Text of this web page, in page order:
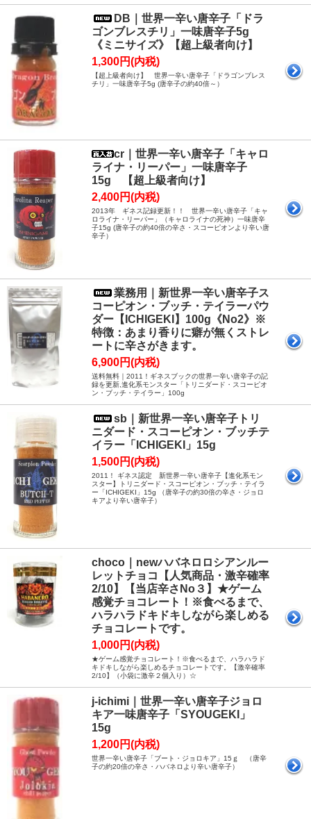
DB｜世界一辛い唐辛子「ドラ
ゴンブレスチリ」一味唐辛子5g
《ミニサイズ》【超上級者向け】
1,300円(内税)
【超上級者向け】 世界一辛い唐辛子「ドラゴンブレス
チリ」一味唐辛子5g (唐辛子の約40倍～）
cr｜世界一辛い唐辛子「キャロ
ライナ・リーパー」一味唐辛子
15g 【超上級者向け】
2,400円(内税)
2013年 ギネス記録更新！！ 世界一辛い唐辛子「キャ
ロライナ・リーパー」（キャロライナの死神）一味唐辛
子15g (唐辛子の約40倍の辛さ・スコーピオンより辛い唐
辛子）
業務用｜新世界一辛い唐辛子ス
コーピオン・ブッチ・テイラーパウ
ダー【ICHIGEKI】100g《No2》※
特徴：あまり香りに癖が無くストレ
ートに辛さがきます。
6,900円(内税)
送料無料｜2011！ギネスブックの世界一辛い唐辛子の記
録を更新,進化系モンスター「トリニダード・スコーピオ
ン・ブッチ・テイラー」100g
sb｜新世界一辛い唐辛子トリ
ニダード・スコーピオン・ブッチテ
イラー「ICHIGEKI」15g
1,500円(内税)
2011！ ギネス認定 新世界一辛い唐辛子【進化系モン
スター】トリニダード・スコーピオン・ブッチ・テイラ
ー「ICHIGEKI」15g （唐辛子の約30倍の辛さ・ジョロ
キアより辛い唐辛子）
choco｜newハバネロロシアンルー
レットチョコ【人気商品・激辛確率
2/10】【当店辛さNo３】★ゲーム
感覚チョコレート！※食べるまで、
ハラハラドキドキしながら楽しめる
チョコレートです。
1,000円(内税)
★ゲーム感覚チョコレート！※食べるまで、ハラハラド
キドキしながら楽しめるチョコレートです。【激辛確率
2/10】（小袋に激辛２個入り）☆
j-ichimi｜世界一辛い唐辛子ジョロ
キア一味唐辛子「SYOUGEKI」
15g
1,200円(内税)
世界一辛い唐辛子「ブート・ジョロキア」15ｇ （唐辛
子の約20倍の辛さ・ハバネロより辛い唐辛子）